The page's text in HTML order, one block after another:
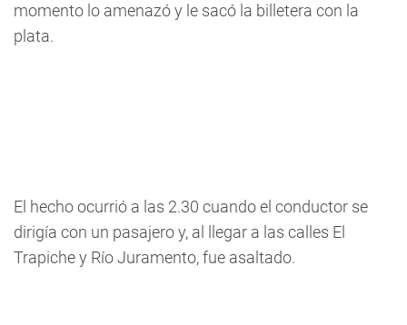
momento lo amenazó y le sacó la billetera con la
plata.
El hecho ocurrió a las 2.30 cuando el conductor se
dirigía con un pasajero y, al llegar a las calles El
Trapiche y Río Juramento,fue asaltado.